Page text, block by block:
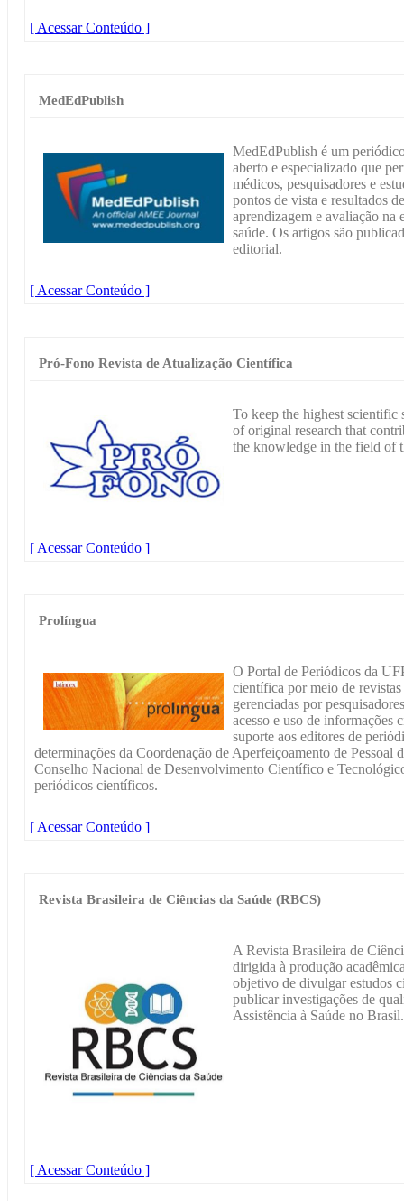
[ Acessar Conteúdo ]
MedEdPublish
MedEdPublish é um
aberto e especializado que
médicos, pesquisadores e
pontos de vista e resultados
aprendizagem e avaliação na
saúde. Os artigos são
editorial.
[ Acessar Conteúdo ]
Pró-Fono Revista de Atualização Científica
To keep the highest scientific
of original research that
the knowledge in the field of
[ Acessar Conteúdo ]
Prolíngua
O Portal de Periódicos da
científica por meio de
gerenciadas por
acesso e uso de informações
suporte aos editores de
determinações da Coordenação de Aperfeiçoamento de
Conselho Nacional de Desenvolvimento Científico e
periódicos científicos.
[ Acessar Conteúdo ]
Revista Brasileira de Ciências da Saúde (RBCS)
A Revista Brasileira de
dirigida à produção
objetivo de divulgar estudos
publicar investigações de
Assistência à Saúde no Brasil.
[ Acessar Conteúdo ]